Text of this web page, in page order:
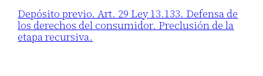
Depósito previo. Art. 29 Ley 13.133. Defensa de
los derechos del consumidor. Preclusión de la
etapa recursiva.